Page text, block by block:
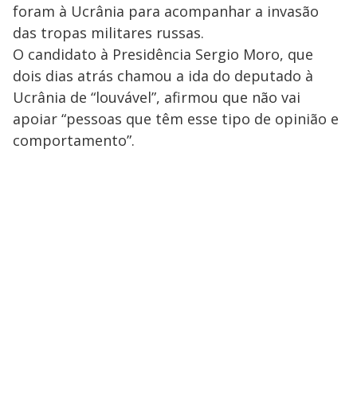
foram à Ucrânia para acompanhar a invasão
das tropas militares russas.
O candidato à Presidência Sergio Moro, que
dois dias atrás chamou a ida do deputado à
Ucrânia de “louvável”, afirmou que não vai
apoiar “pessoas que têm esse tipo de opinião e
comportamento”.